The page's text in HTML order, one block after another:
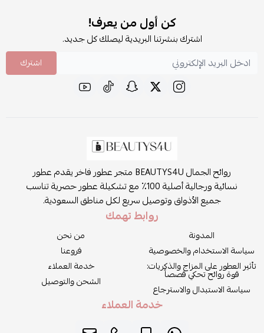
كن أول من يعرف!
اشترك بنشرتنا البريدية ليصلك كل جديد.
اشترك
روائح الجمال BEAUTYS4U متجر عطور فاخر يقدم عطور
نسائية ورجالية أصلية 100٪ مع تشكيلة عطور حصرية تناسب
جميع الأذواق وتوصيل سريع لكل مناطق السعودية.
روابط تهمك
المدونة
سياسة الاستخدام والخصوصية
تأثير العطور على المزاج والذكريات:
قوة روائح تحكي قصصاً
سياسة الاستبدال والاسترجاع
من نحن
فروعنا
خدمة العملاء
الشحن والتوصيل
خدمة العملاء